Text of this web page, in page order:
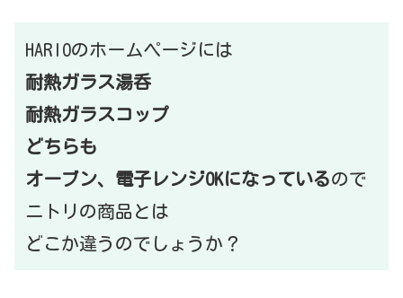
HARIOのホームページには
耐熱ガラス湯呑
耐熱ガラスコップ
どちらも
オーブン、電子レンジOKになっているので
ニトリの商品とは
どこか違うのでしょうか？